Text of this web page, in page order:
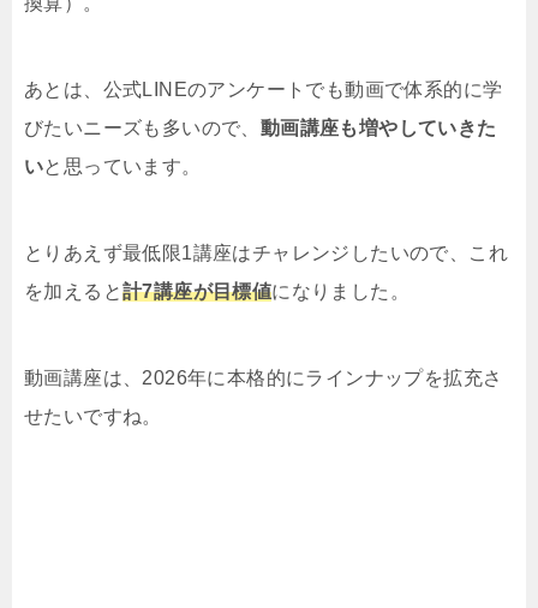
あとは、公式LINEのアンケートでも動画で体系的に学
びたいニーズも多いので、 動画講座も増やしていきた
いと思っています。
とりあえず最低限1講座はチャレンジしたいので、これ
を加えると計7講座が目標値になりました。
動画講座は、2026年に本格的にラインナップを拡充さ
せたいですね。